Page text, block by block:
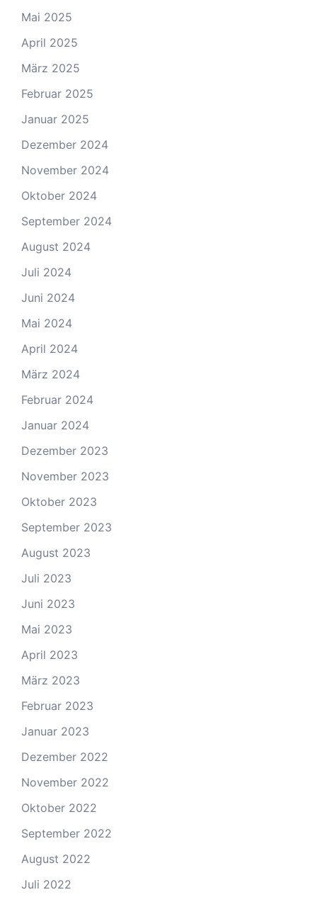
Mai 2025
April 2025
März 2025
Februar 2025
Januar 2025
Dezember 2024
November 2024
Oktober 2024
September 2024
August 2024
Juli 2024
Juni 2024
Mai 2024
April 2024
März 2024
Februar 2024
Januar 2024
Dezember 2023
November 2023
Oktober 2023
September 2023
August 2023
Juli 2023
Juni 2023
Mai 2023
April 2023
März 2023
Februar 2023
Januar 2023
Dezember 2022
November 2022
Oktober 2022
September 2022
August 2022
Juli 2022